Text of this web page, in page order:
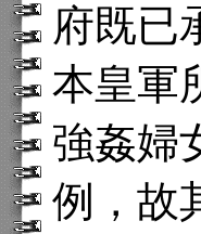
府既已
本皇軍
強姦婦
例，故